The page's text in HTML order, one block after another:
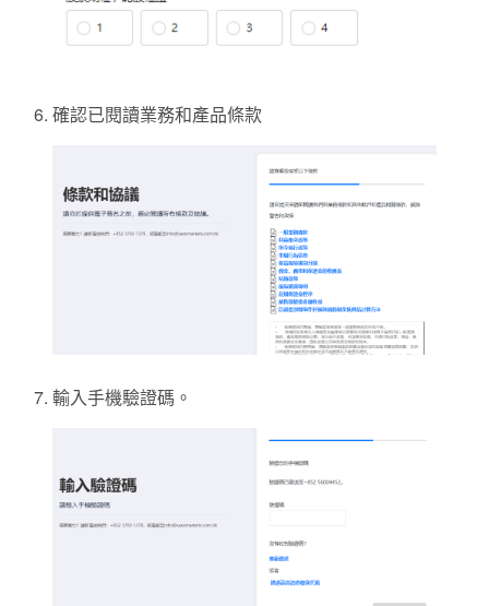
確認已閱讀業務和產品條款
輸入手機驗證碼。